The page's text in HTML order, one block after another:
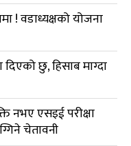
! वडाध्यक्षको योजना
छु, हिसाब माग्दा
नभए एसइई परीक्षा
चेतावनी